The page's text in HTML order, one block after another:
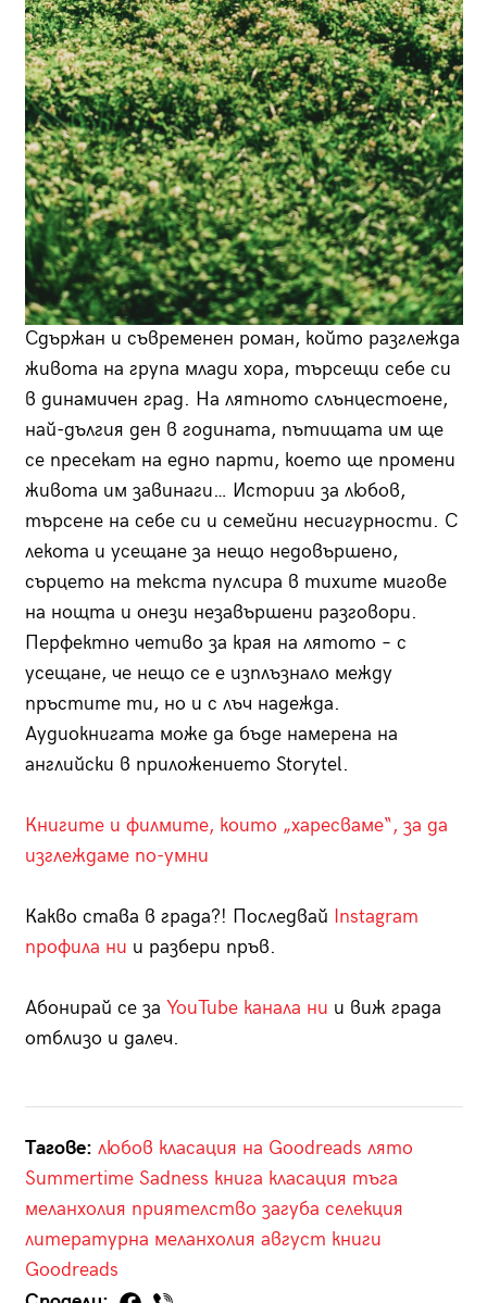
Сдържан и съвременен роман, който разглежда
живота на група млади хора, търсещи себе си
в динамичен град. На лятното слънцестоене,
най-дългия ден в годината, пътищата им ще
се пресекат на едно парти, което ще промени
живота им завинаги… Истории за любов,
търсене на себе си и семейни несигурности. С
лекота и усещане за нещо недовършено,
сърцето на текста пулсира в тихите мигове
на нощта и онези незавършени разговори.
Перфектно четиво за края на лятото – с
усещане, че нещо се е изплъзнало между
пръстите ти, но и с лъч надежда.
Аудиокнигата може да бъде намерена на
английски в приложението Storytel.
Книгите и филмите, които „харесваме“, за да
изглеждаме по-умни
Какво става в града?! Последвай Instagram
профила ни и разбери пръв.
Абонирай се за YouTube канала ни и виж града
отблизо и далеч.
Тагове: любов класация на Goodreads лято
Summertime Sadness книга класация тъга
меланхолия приятелство загуба селекция
литературна меланхолия август книги
Goodreads